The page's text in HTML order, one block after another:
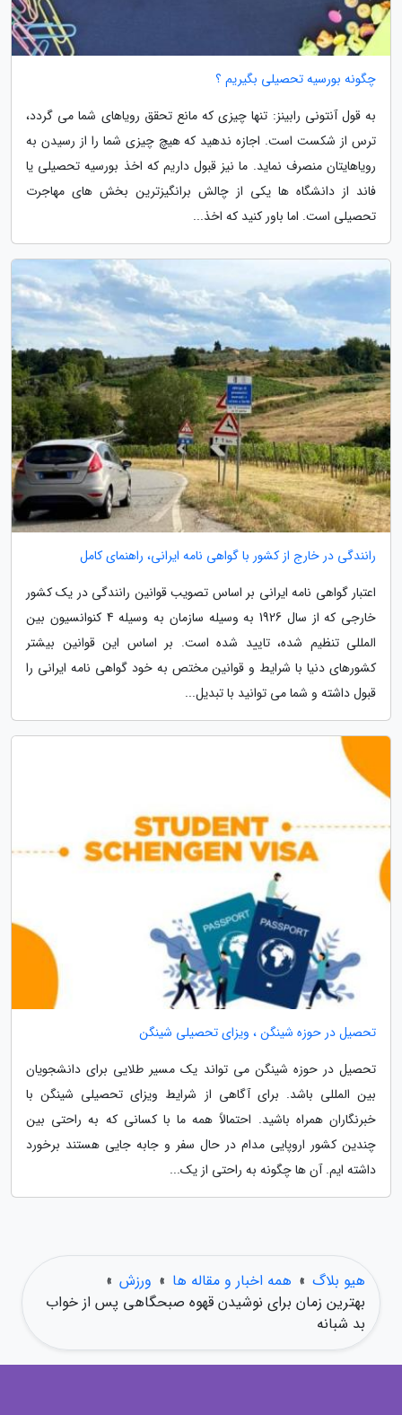
چگونه بورسیه تحصیلی بگیریم ؟
به قول آنتونی رابینز: تنها چیزی که مانع تحقق رویاهای شما می گردد،
ترس از شکست است. اجازه ندهید که هیچ چیزی شما را از رسیدن به
رویاهایتان منصرف نماید. ما نیز قبول داریم که اخذ بورسیه تحصیلی یا
فاند از دانشگاه ها یکی از چالش برانگیزترین بخش های مهاجرت
تحصیلی است. اما باور کنید که اخذ...
رانندگی در خارج از کشور با گواهی نامه ایرانی، راهنمای کامل
اعتبار گواهی نامه ایرانی بر اساس تصویب قوانین رانندگی در یک کشور
خارجی که از سال 1926 به وسیله سازمان به وسیله 4 کنوانسیون بین
المللی تنظیم شده، تایید شده است. بر اساس این قوانین بیشتر
کشورهای دنیا با شرایط و قوانین مختص به خود گواهی نامه ایرانی را
قبول داشته و شما می توانید با تبدیل...
تحصیل در حوزه شینگن ، ویزای تحصیلی شینگن
تحصیل در حوزه شینگن می تواند یک مسیر طلایی برای دانشجویان
بین المللی باشد. برای آگاهی از شرایط ویزای تحصیلی شینگن با
خبرنگاران همراه باشید. احتمالاً همه ما با کسانی که به راحتی بین
چندین کشور اروپایی مدام در حال سفر و جابه جایی هستند برخورد
داشته ایم. آن ها چگونه به راحتی از یک...
هیو بلاگ » همه اخبار و مقاله ها » ورزش »
بهترین زمان برای نوشیدن قهوه صبحگاهی پس از خواب
بد شبانه